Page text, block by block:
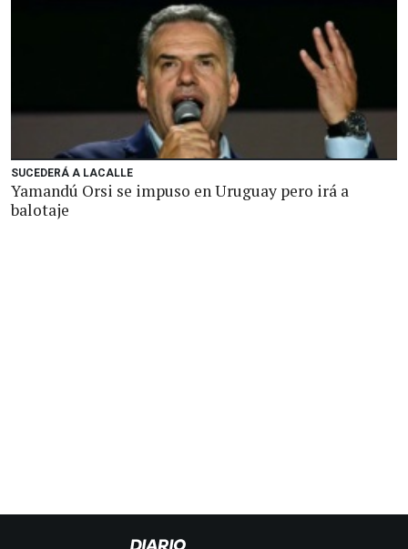
SUCEDERÁ A LACALLE
Yamandú Orsi se impuso en Uruguay pero irá a
balotaje